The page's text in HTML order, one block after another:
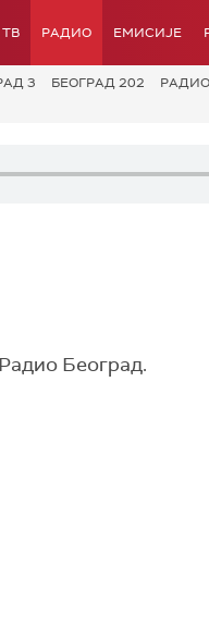
ТВ РАДИО ЕМИСИЈЕ
3 БЕОГРАД 202
Београд.